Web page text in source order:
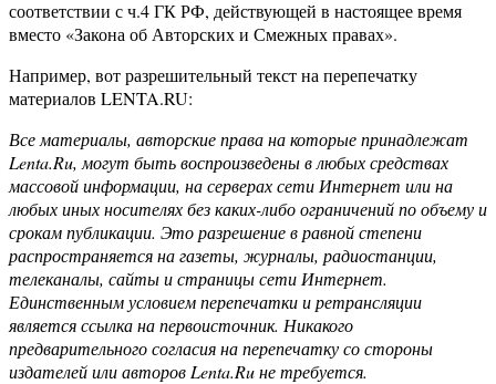
соответствии с ч.4 ГК РФ, действующей в настоящее время
вместо «Закона об Авторских и Смежных правах».
Например, вот разрешительный текст на перепечатку
материалов LENTA.RU:
Все материалы, авторские права на которые принадлежат
Lenta.Ru, могут быть воспроизведены в любых средствах
массовой информации, на серверах сети Интернет или на
любых иных носителях без каких-либо ограничений по объему и
срокам публикации. Это разрешение в равной степени
распространяется на газеты, журналы, радиостанции,
телеканалы, сайты и страницы сети Интернет.
Единственным условием перепечатки и ретрансляции
является ссылка на первоисточник. Никакого
предварительного согласия на перепечатку со стороны
издателей или авторов Lenta.Ru не требуется.